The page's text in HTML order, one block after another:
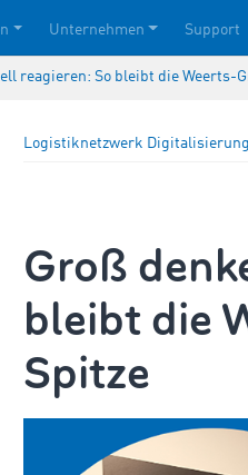
Unternehmen Support
reagieren: So bleibt die Weerts-
Logistiknetzwerk
Groß
bleibt die
Spitze